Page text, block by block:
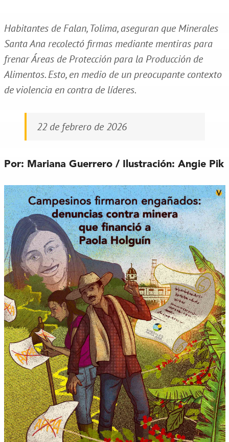
Habitantes de Falan, Tolima, aseguran que Minerales
Santa Ana recolectó firmas mediante mentiras para
frenar Áreas de Protección para la Producción de
Alimentos. Esto, en medio de un preocupante contexto
de violencia en contra de líderes.
22 de febrero de 2026
Por: Mariana Guerrero / Ilustración: Angie Pik